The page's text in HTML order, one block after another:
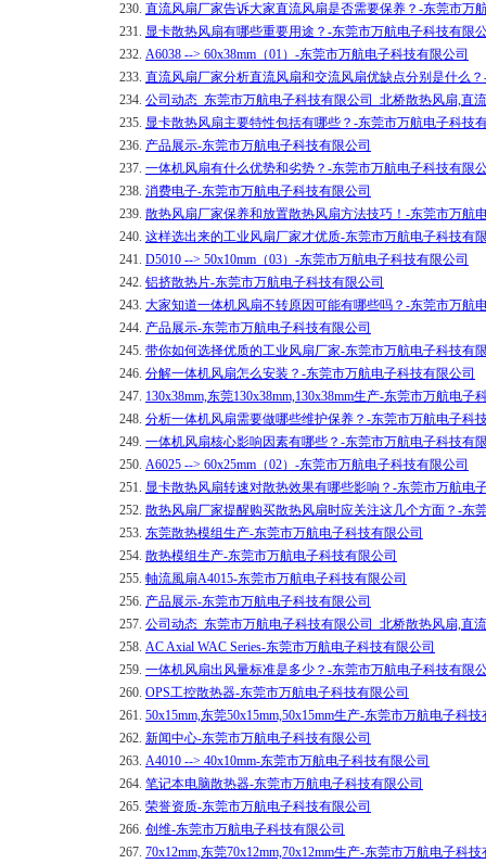
230. 直流风扇厂家告诉大家直流风扇是否需要保养？-东莞市万
231. 显卡散热风扇有哪些重要用途？-东莞市万航电子科技有限
232. A6038 --> 60x38mm（01）-东莞市万航电子科技有限公司
233. 直流风扇厂家分析直流风扇和交流风扇优缺点分别是什么
234. 公司动态_东莞市万航电子科技有限公司_北桥散热风扇,直
235. 显卡散热风扇主要特性包括有哪些？-东莞市万航电子科技
236. 产品展示-东莞市万航电子科技有限公司
237. 一体机风扇有什么优势和劣势？-东莞市万航电子科技有限
238. 消费电子-东莞市万航电子科技有限公司
239. 散热风扇厂家保养和放置散热风扇方法技巧！-东莞市万航
240. 这样选出来的工业风扇厂家才优质-东莞市万航电子科技有
241. D5010 --> 50x10mm（03）-东莞市万航电子科技有限公司
242. 铝挤散热片-东莞市万航电子科技有限公司
243. 大家知道一体机风扇不转原因可能有哪些吗？-东莞市万航
244. 产品展示-东莞市万航电子科技有限公司
245. 带你如何选择优质的工业风扇厂家-东莞市万航电子科技有
246. 分解一体机风扇怎么安装？-东莞市万航电子科技有限公司
247. 130x38mm,东莞130x38mm,130x38mm生产-东莞市万航电子
248. 分析一体机风扇需要做哪些维护保养？-东莞市万航电子科
249. 一体机风扇核心影响因素有哪些？-东莞市万航电子科技有
250. A6025 --> 60x25mm（02）-东莞市万航电子科技有限公司
251. 显卡散热风扇转速对散热效果有哪些影响？-东莞市万航电
252. 散热风扇厂家提醒购买散热风扇时应关注这几个方面？-东
253. 东莞散热模组生产-东莞市万航电子科技有限公司
254. 散热模组生产-东莞市万航电子科技有限公司
255. 軸流風扇A4015-东莞市万航电子科技有限公司
256. 产品展示-东莞市万航电子科技有限公司
257. 公司动态_东莞市万航电子科技有限公司_北桥散热风扇,直
258. AC Axial WAC Series-东莞市万航电子科技有限公司
259. 一体机风扇出风量标准是多少？-东莞市万航电子科技有限
260. OPS工控散热器-东莞市万航电子科技有限公司
261. 50x15mm,东莞50x15mm,50x15mm生产-东莞市万航电子科
262. 新闻中心-东莞市万航电子科技有限公司
263. A4010 --> 40x10mm-东莞市万航电子科技有限公司
264. 笔记本电脑散热器-东莞市万航电子科技有限公司
265. 荣誉资质-东莞市万航电子科技有限公司
266. 创维-东莞市万航电子科技有限公司
267. 70x12mm,东莞70x12mm,70x12mm生产-东莞市万航电子科